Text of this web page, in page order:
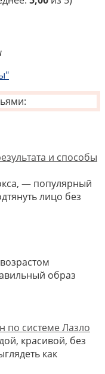
и способы
— популярный
лицо без
образ
по системе Лазло
красивой, без
как